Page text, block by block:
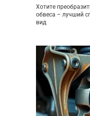
Хотите
обвеса – лучший
вид